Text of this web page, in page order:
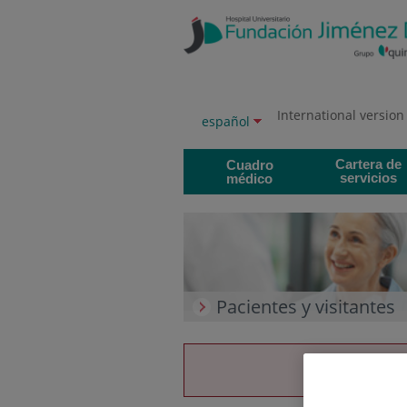
contenido
Selector
Idioma
español International version
Cuadro
médico
Cartera de
servicios
Pacientes y visitantes